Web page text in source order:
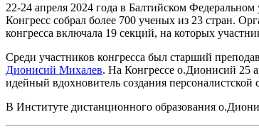
22-24 апреля 2024 года в Балтийском
Конгресс собрал более 700 ученых из 23 стран.
конгресса включала 19 секций, на которых
Среди участников конгресса был старший
Дионисий Михалев. На Конгрессе о.Дионисий 25
идейный вдохновитель создания
В Институте дистанционного образования